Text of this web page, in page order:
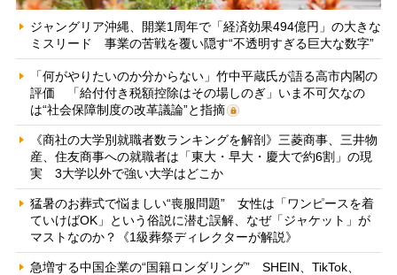
ジャングリア沖縄、開業1周年で「経済効果494億円」の大きな
ミスリード 事業の苦戦を覆い隠す“不透明すぎる巨大な数字”
「何がやりたいのか分からない」竹中平蔵氏が語る高市内閣の
評価 「給付付き税額控除はその場しのぎ」いま不可欠なの
は“社会保障制度の改革議論”と指摘
《商社の大学別就職者数ランキングを解剖》三菱商事、三井物
産、住友商事への就職者は「東大・早大・慶大で約6割」の現
実 3大学以外で強い大学はどこか
猛暑のお葬式で悩ましい“喪服問題” 女性は「ワンピースを着
ていけばOK」という俗説に潜む誤解、なぜ「ジャケット」が
マストなのか？《1級葬祭ディレクターが解説》
急増する中国企業の“国籍ロンダリング” SHEIN、TikTok、